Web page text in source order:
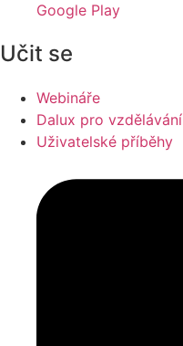
Google Play
Učit se
Webináře
Dalux pro vzdělávání
Uživatelské příběhy